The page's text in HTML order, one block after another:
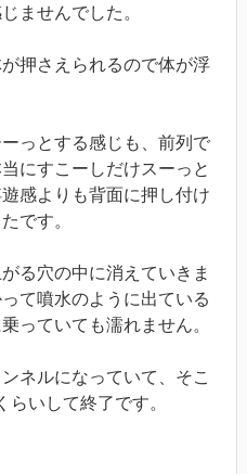
ませんでした。
押さえられるので体が浮
っとする感じも、前列で
にすこーしだけスーっと
感よりも背面に押し付け
です。
る穴の中に消えていきま
て噴水のように出ている
っていても濡れません。
ネルになっていて、そこ
らいして終了です。